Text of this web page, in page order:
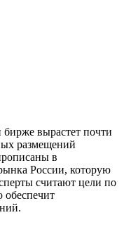
вырастет почти
размещений
в
России, которую
считают цели по